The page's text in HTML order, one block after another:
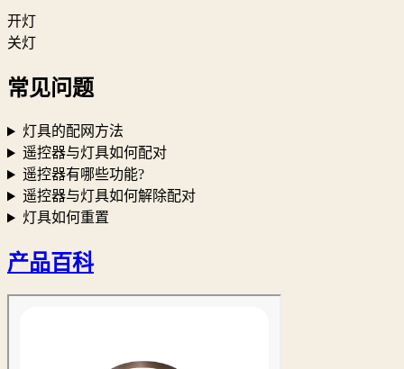
开灯
关灯
常见问题
灯具的配网方法
遥控器与灯具如何配对
遥控器有哪些功能?
遥控器与灯具如何解除配对
灯具如何重置
产品百科